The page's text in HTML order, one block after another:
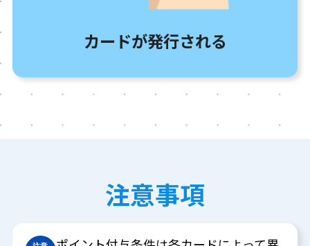
カードが発行される
注意事項